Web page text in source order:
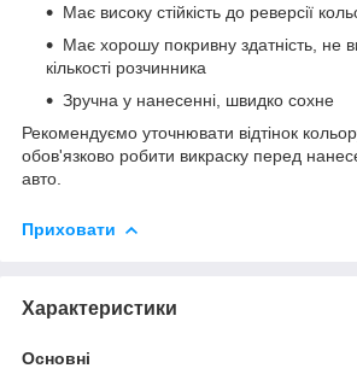
Має високу стійкість до реверсії
Має хорошу покривну здатність, не
кількості розчинника
Зручна у нанесенні, швидко сохне
Рекомендуємо уточнювати відтінок
обов'язково робити викраску перед
авто.
Приховати
Характеристики
Основні